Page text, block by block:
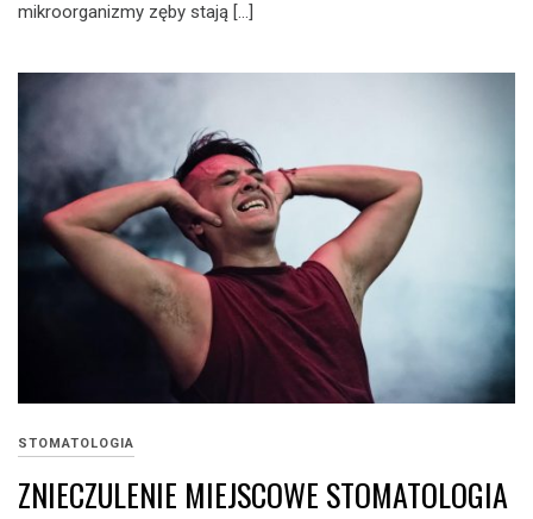
mikroorganizmy zęby stają […]
STOMATOLOGIA
ZNIECZULENIE MIEJSCOWE STOMATOLOGIA